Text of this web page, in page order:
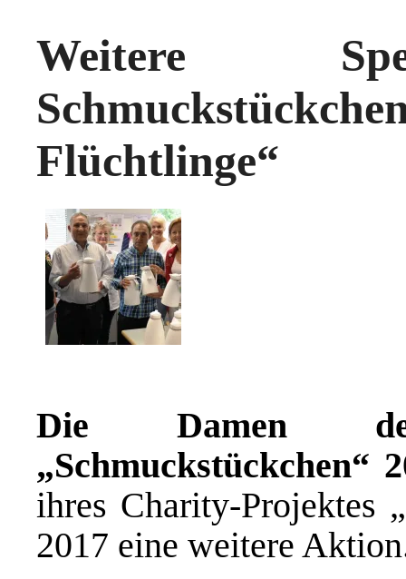
Weitere
Flüchtlinge“
Die Damen
„Schmuckstückchen“
ihres Charity-Projektes
2017 eine weitere